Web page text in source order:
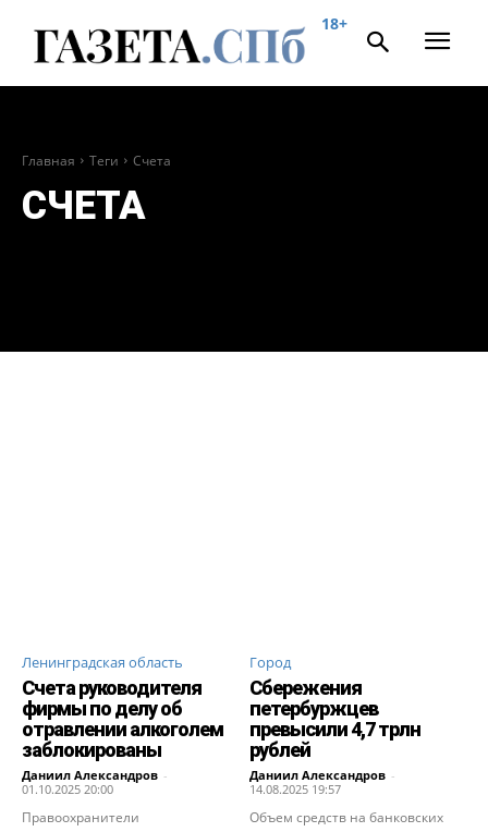
18+
Главная Теги Счета
СЧЕТА
Ленинградская область
Счета руководителя
фирмы по делу об
отравлении алкоголем
заблокированы
Даниил Александров -
01.10.2025 20:00
Правоохранители
Город
Сбережения
петербуржцев
превысили 4,7 трлн
рублей
Даниил Александров -
14.08.2025 19:57
Объем средств на банковских